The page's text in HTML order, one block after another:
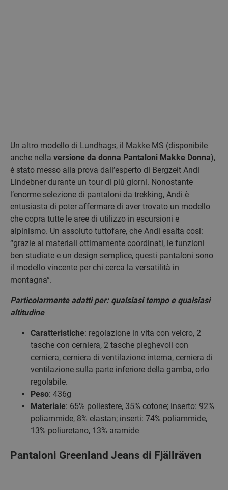
Un altro modello di Lundhags, il Makke MS (disponibile
anche nella versione da donna Pantaloni Makke Donna),
è stato messo alla prova dall’esperto di Bergzeit Andi
Lindebner durante un tour di più giorni. Nonostante
l’enorme selezione di pantaloni da trekking, Andi è
entusiasta di poter affermare di aver trovato un modello
che copra tutte le aree di utilizzo in escursioni e
alpinismo. Un assoluto tuttofare, che Andi esalta cosi:
“grazie ai materiali ottimamente coordinati, le funzioni
ben studiate e un design semplice, questi pantaloni sono
il modello vincente per chi cerca la versatilità in
montagna”.
Particolarmente adatti per: qualsiasi tempo e qualsiasi
altitudine
Caratteristiche: regolazione in vita con velcro, 2
tasche con cerniera, 2 tasche pieghevoli con
cerniera, cerniera di ventilazione interna, cerniera di
ventilazione sulla parte inferiore della gamba, orlo
regolabile.
Peso: 436g
Materiale: 65% poliestere, 35% cotone; inserto: 92%
poliammide, 8% elastan; inserti: 74% poliammide,
13% poliuretano, 13% aramide
Pantaloni Greenland Jeans di Fjällräven